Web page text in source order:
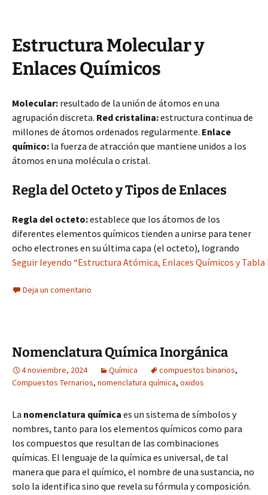
Estructura Molecular y
Enlaces Químicos
Molecular: resultado de la unión de átomos en una
agrupación discreta. Red cristalina:estructura continua de
millones de átomos ordenados regularmente. Enlace
químico: la fuerza de atracción que mantiene unidos a los
átomos en una molécula o cristal.
Regla del Octeto y Tipos de Enlaces
Regla del octeto:establece que los átomos de los
diferentes elementos químicos tienden a unirse para tener
ocho electrones en su última capa (el octeto), logrando
Seguir leyendo “Estructura Atómica, Enlaces Químicos y
Deja un comentario
Nomenclatura Química Inorgánica
4 noviembre, 2024 Química compuestos binarios,
Compuestos Ternarios, nomenclatura química, oxidos
La nomenclatura química es un sistema de símbolos y
nombres, tanto para los elementos químicos como para
los compuestos que resultan de las combinaciones
químicas. El lenguaje de la química es universal, de tal
manera que para el químico, el nombre de una sustancia, no
solo la identifica sino que revela su fórmula y composición.